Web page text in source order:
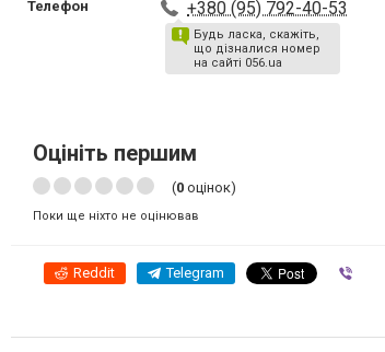
Телефон +380 (95) 792-40-53
Будь ласка, скажіть,
що дізналися номер
на сайті 056.ua
Оцініть першим
(0 оцінок)
Поки ще ніхто не оцінював
Reddit Telegram